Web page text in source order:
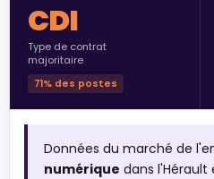
CDI
Type de contrat
majoritaire
71% des postes
Données du marché de
numérique dans l'Hérault